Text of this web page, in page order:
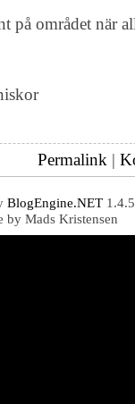
på området när
Permalink |
BlogEngine.NET
by Mads Kristensen